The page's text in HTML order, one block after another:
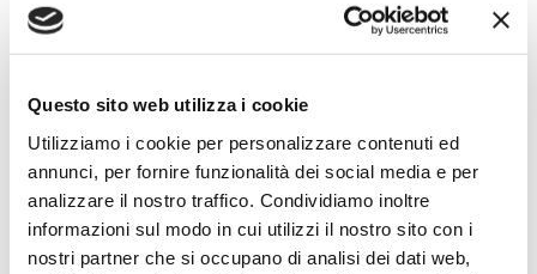
Questo sito web utilizza i cookie
Utilizziamo i cookie per personalizzare contenuti ed
annunci, per fornire funzionalità dei social media e per
analizzare il nostro traffico. Condividiamo inoltre
informazioni sul modo in cui utilizzi il nostro sito con i
nostri partner che si occupano di analisi dei dati web,
Banche per l'inclusione